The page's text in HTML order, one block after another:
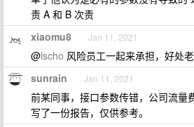
责 A 和 B 次责
xiaomu8 Jan 11, 2021
@lscho 风险员工一起来承担，好处老
sunrain Jan 11, 2021
前某同事，接口参数传错，公司流量
写了一份报告，仅供参考。